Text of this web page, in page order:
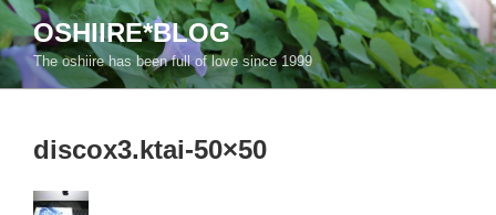
コ
ン
テ
ン
OSHIIRE*BLOG
The oshiire has been full of love since 1999
discox3.ktai-50×50